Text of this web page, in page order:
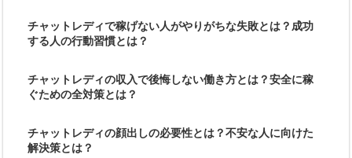
チャットレディで稼げない人がやりがちな失敗とは？成功
する人の行動習慣とは？
チャットレディの収入で後悔しない働き方とは？安全に稼
ぐための全対策とは？
チャットレディの顔出しの必要性とは？不安な人に向けた
解決策とは？